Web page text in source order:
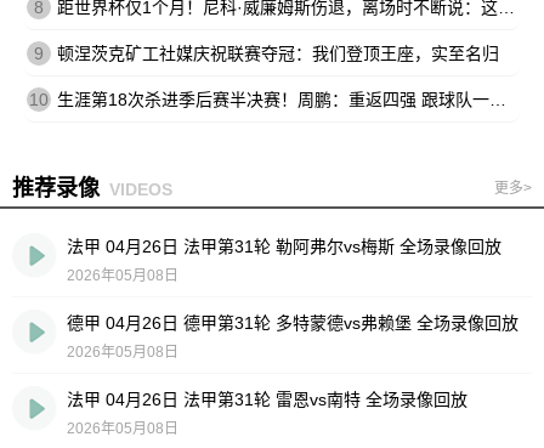
8 距世界杯仅1个月！尼科·威廉姆斯伤退，离场时不断说：这不可能
9 顿涅茨克矿工社媒庆祝联赛夺冠：我们登顶王座，实至名归
10 生涯第18次杀进季后赛半决赛！周鹏：重返四强 跟球队一起拼到底
推荐录像 VIDEOS 更多>
法甲 04月26日 法甲第31轮 勒阿弗尔vs梅斯 全场录像回放
2026年05月08日
德甲 04月26日 德甲第31轮 多特蒙德vs弗赖堡 全场录像回放
2026年05月08日
法甲 04月26日 法甲第31轮 雷恩vs南特 全场录像回放
2026年05月08日